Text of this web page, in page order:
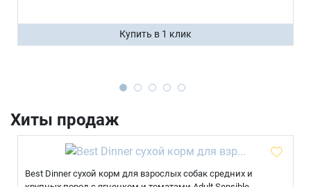
Купить в 1 клик
Хиты продаж
Best Dinner сухой корм для взрослых собак средних и
Продолжить покупки
Телефон
E-mail